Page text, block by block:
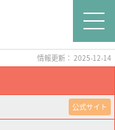
情報更新： 2025-12-14
公式サイト